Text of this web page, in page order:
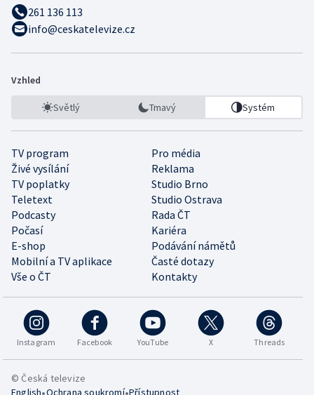
261 136 113
info@ceskatelevize.cz
Vzhled
Světlý Tmavý Systém
TV program
Pro média
Živé vysílání
Reklama
TV poplatky
Studio Brno
Teletext
Studio Ostrava
Podcasty
Rada ČT
Počasí
Kariéra
E-shop
Podávání námětů
Mobilní a TV aplikace
Časté dotazy
Vše o ČT
Kontakty
Instagram Facebook YouTube X Threads
© Česká televize
English Ochrana soukromí Přístupnost